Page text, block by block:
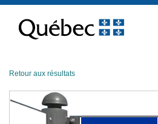
contenu
Retour aux résultats